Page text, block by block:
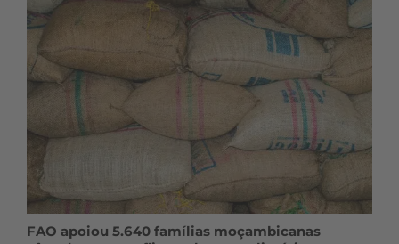
FAO apoiou 5.640 famílias moçambicanas